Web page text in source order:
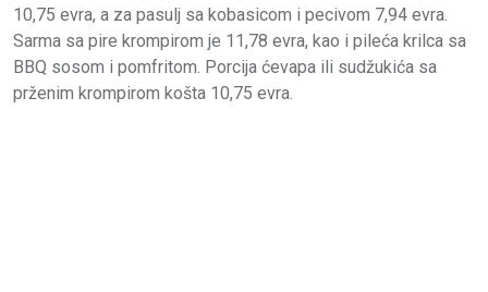
10,75 evra, a za pasulj sa kobasicom i pecivom 7,94 evra.
Sarma sa pire krompirom je 11,78 evra, kao i pileća krilca sa
BBQ sosom i pomfritom. Porcija ćevapa ili sudžukića sa
prženim krompirom košta 10,75 evra.